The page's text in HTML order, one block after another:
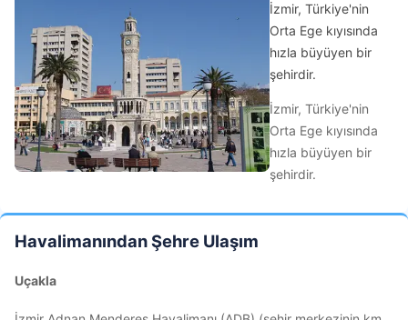
İzmir, Türkiye'nin
Orta Ege kıyısında
hızla büyüyen bir
şehirdir.
İzmir, Türkiye'nin
Orta Ege kıyısında
hızla büyüyen bir
şehirdir.
Havalimanından Şehre Ulaşım
Uçakla